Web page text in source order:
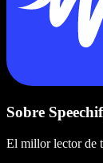
Sobre
El millor lector de